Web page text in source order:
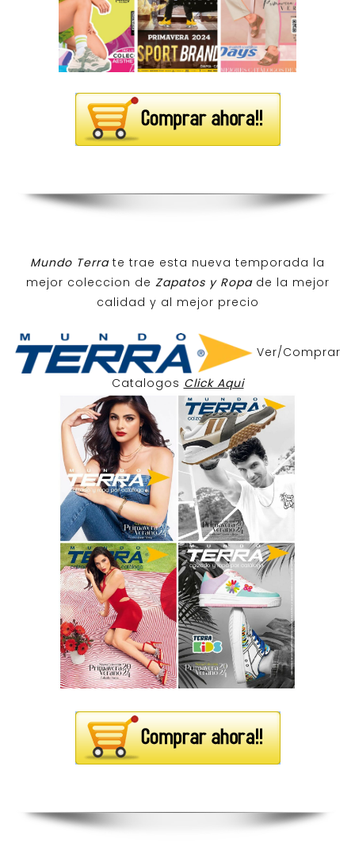
Mundo Terra te trae esta nueva temporada la
mejor coleccion de Zapatos y Ropa de la mejor
calidad y al mejor precio
Ver/Comprar
Catalogos Click Aqui